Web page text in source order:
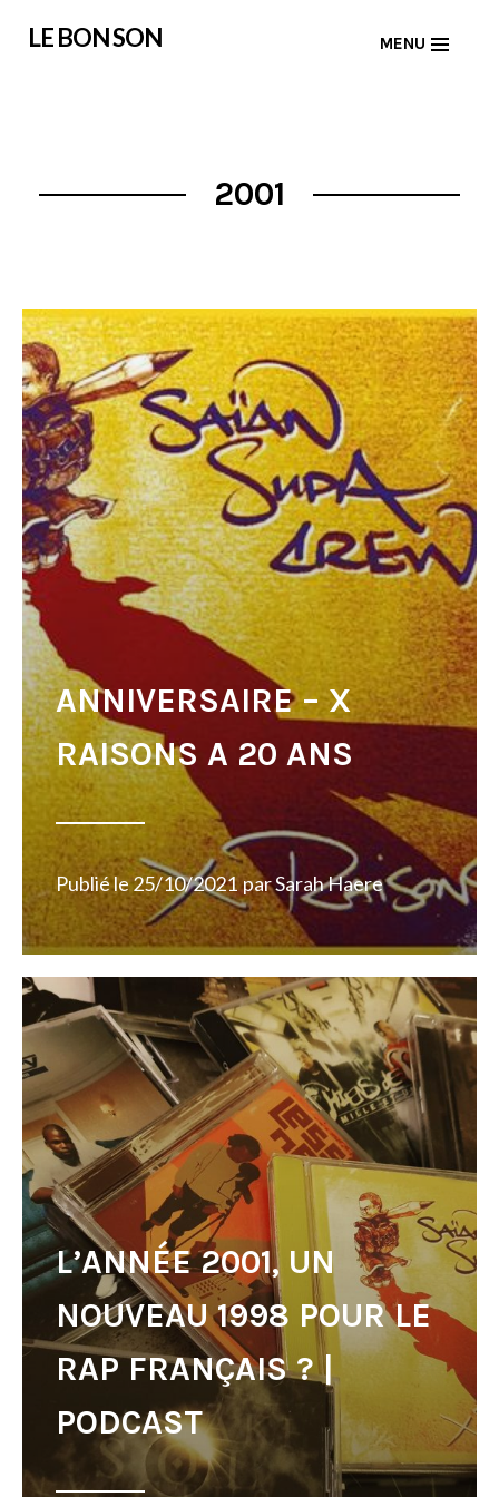
LE BON SON MENU
2001
ANNIVERSAIRE – X
RAISONS A 20 ANS
Publié le25/10/2021 parSarah Haere
L’ANNÉE 2001, UN
NOUVEAU 1998 POUR LE
RAP FRANÇAIS ? |
PODCAST